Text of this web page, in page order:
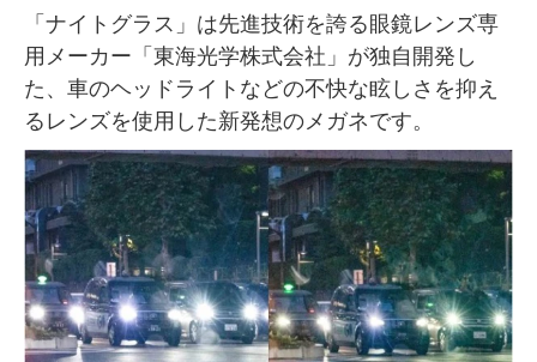
「ナイトグラス」は先進技術を誇る眼鏡レンズ専
用メーカー「東海光学株式会社」が独自開発し
た、車のヘッドライトなどの不快な眩しさを抑え
るレンズを使用した新発想のメガネです。